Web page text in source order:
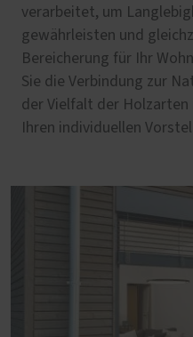
verarbeitet, um
gewährleisten und
Bereicherung für Ihr
Sie die Verbindung zur
der Vielfalt der Holzarten
Ihren individuellen